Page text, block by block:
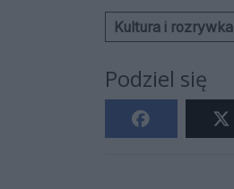
Kultura i rozrywka
Podziel się